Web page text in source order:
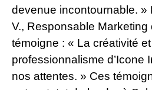
devenue incontournable. »
V., Responsable Marketing
témoigne : « La créativité
professionnalisme d’Icone
nos attentes. » Ces